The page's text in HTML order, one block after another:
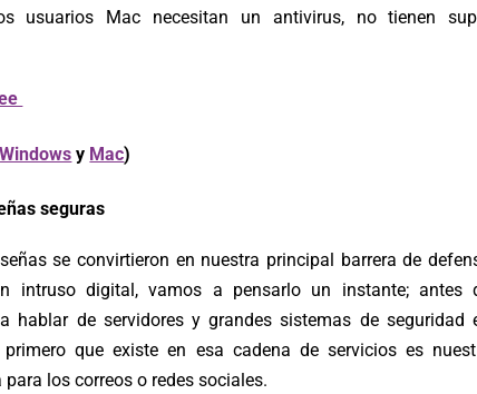
usuarios Mac necesitan un antivirus, no tienen
Windows y Mac)
seguras
se convirtieron en nuestra principal barrera de
intruso digital, vamos a pensarlo un instante; antes
hablar de servidores y grandes sistemas de seguridad
que existe en esa cadena de servicios es
los correos o redes sociales.